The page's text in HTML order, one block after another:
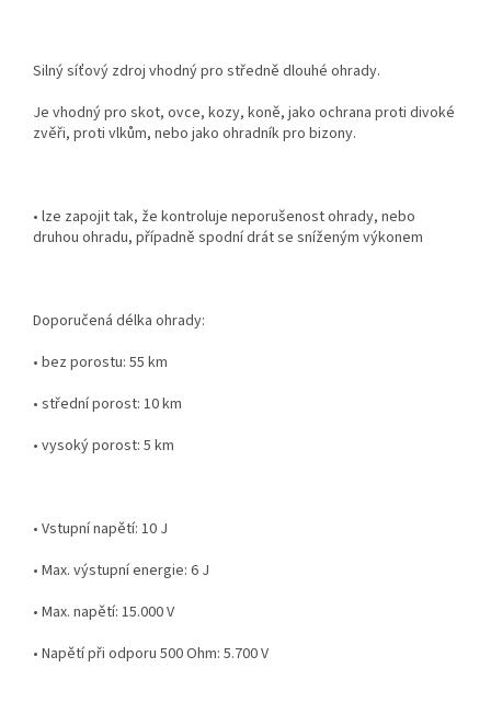
Silný síťový zdroj vhodný pro středně dlouhé ohrady.
Je vhodný pro skot, ovce, kozy, koně, jako ochrana proti divoké
zvěři, proti vlkům, nebo jako ohradník pro bizony.
• lze zapojit tak, že kontroluje neporušenost ohrady, nebo
druhou ohradu, případně spodní drát se sníženým výkonem
Doporučená délka ohrady:
• bez porostu: 55 km
• střední porost: 10 km
• vysoký porost: 5 km
• Vstupní napětí: 10 J
• Max. výstupní energie: 6 J
• Max. napětí: 15.000 V
• Napětí při odporu 500 Ohm: 5.700 V